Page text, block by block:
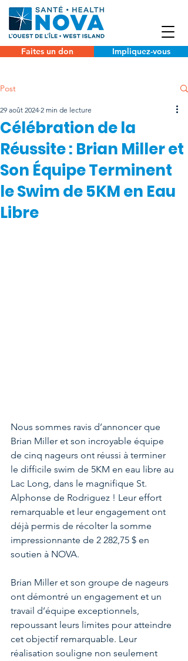
Faites un don Impliquez-vous
Post
Célébration de la
Réussite : Brian Miller et
Son Équipe Terminent
le Swim de 5KM en Eau
Libre
29 août 2024 2 min de lecture
Nous sommes ravis d’annoncer que
Brian Miller et son incroyable équipe
de cinq nageurs ont réussi à terminer
le difficile swim de 5KM en eau libre au
Lac Long, dans le magnifique St.
Alphonse de Rodriguez ! Leur effort
remarquable et leur engagement ont
déjà permis de récolter la somme
impressionnante de 2 282,75 $ en
soutien à NOVA.
Brian Miller et son groupe de nageurs
ont démontré un engagement et un
travail d’équipe exceptionnels,
repoussant leurs limites pour atteindre
cet objectif remarquable. Leur
réalisation souligne non seulement